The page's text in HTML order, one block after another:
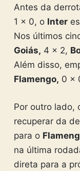
Antes da
1 x 0, o Inter
Nos últimos
Goiás, 4 x 2,
Além disso,
Flamengo, 0 x
Por outro lado,
recuperar da
para o
na última
direta para a